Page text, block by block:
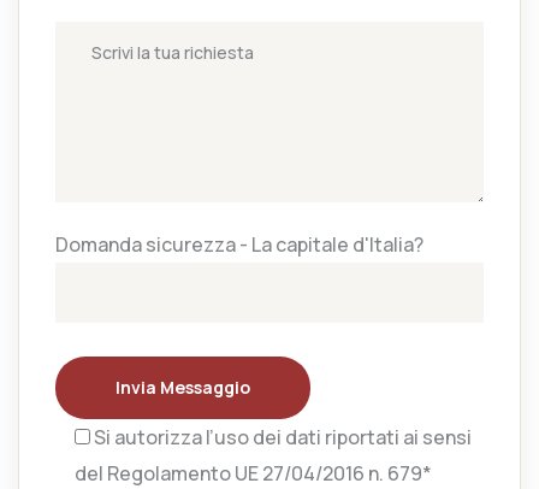
Domanda sicurezza - La capitale d'Italia?
Invia Messaggio
Si autorizza l’uso dei dati riportati ai sensi
del Regolamento UE 27/04/2016 n. 679*